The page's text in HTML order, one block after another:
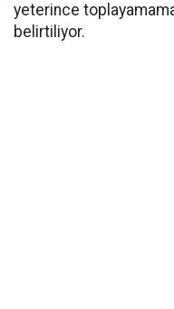
yeterince
belirtiliyor.